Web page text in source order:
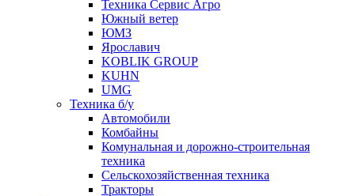
Техника Сервис Агро
Южный ветер
ЮМЗ
Ярославич
KOBLIK GROUP
KUHN
UMG
Техника б/у
Автомобили
Комбайны
Комунальная и дорожно-строительная
техника
Сельскохозяйственная техника
Тракторы